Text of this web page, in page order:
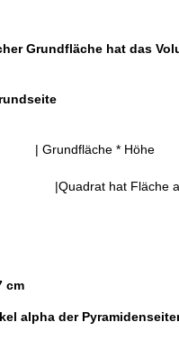
Grundfläche hat das
| Grundfläche * Höhe
|Quadrat hat Fläche a
cm
alpha der